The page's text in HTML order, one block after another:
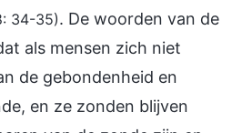
34-35). De woorden van de
als mensen zich niet
de gebondenheid en
en ze zonden blijven